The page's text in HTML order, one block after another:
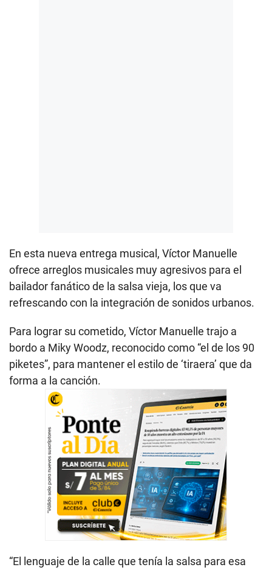
En esta nueva entrega musical, Víctor Manuelle
ofrece arreglos musicales muy agresivos para el
bailador fanático de la salsa vieja, los que va
refrescando con la integración de sonidos urbanos.
Para lograr su cometido, Víctor Manuelle trajo a
bordo a Miky Woodz, reconocido como “el de los 90
piketes”, para mantener el estilo de ‘tiraera’ que da
forma a la canción.
“El lenguaje de la calle que tenía la salsa para esa